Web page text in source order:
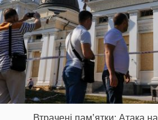
Втрачені пам’ятки: Атака